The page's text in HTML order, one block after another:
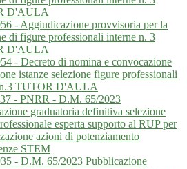
D'AULA
- Aggiudicazione provvisoria per la
di figure professionali interne n. 3
D'AULA
- Decreto di nomina e convocazione
istanze selezione figure professionali
TUTOR D'AULA
- PNRR - D.M. 65/2023
graduatoria definitiva selezione
esperta supporto al RUP per
azioni di potenziamento
STEM
- D.M. 65/2023 Pubblicazione